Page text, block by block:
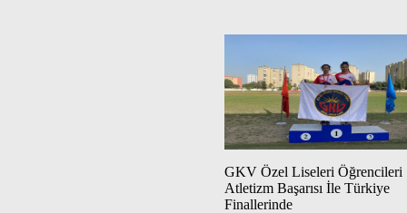
GKV Özel Liseleri Öğrencileri
Atletizm Başarısı İle Türkiye
Finallerinde